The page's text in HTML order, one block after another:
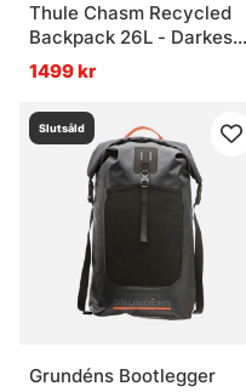
Thule Chasm Recycled
Backpack 26L - Darkest
Blue
1499 kr
Slutsåld
Grundéns Bootlegger